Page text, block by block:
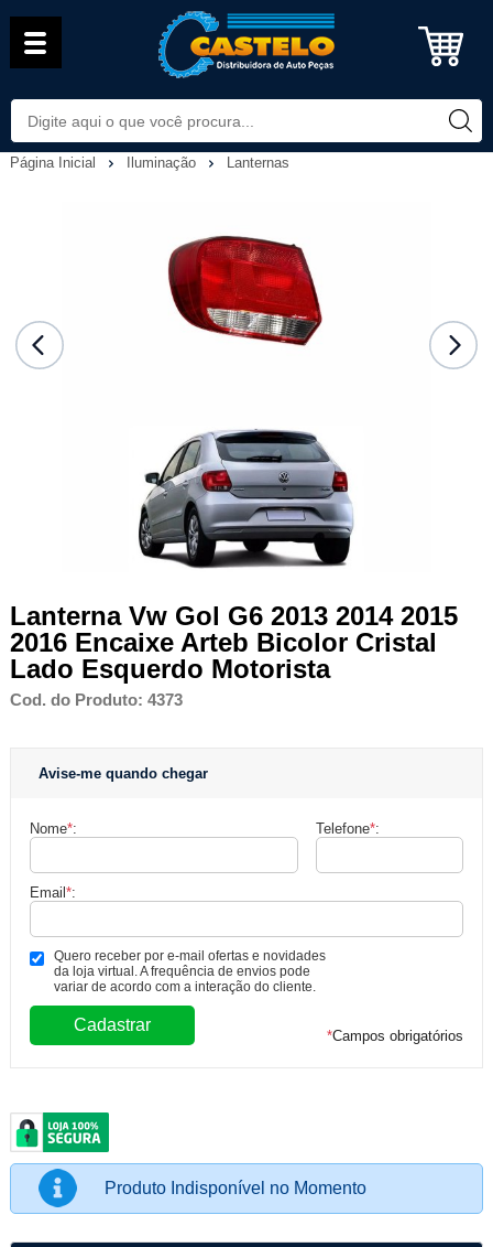
Página Inicial Iluminação Lanternas
Lanterna Vw Gol G6 2013 2014 2015
2016 Encaixe Arteb Bicolor Cristal
Lado Esquerdo Motorista
Cod. do Produto: 4373
Avise-me quando chegar
Nome*: Telefone*:
Email*:
Quero receber por e-mail ofertas e novidades
da loja virtual. A frequência de envios pode
variar de acordo com a interação do cliente.
*Campos obrigatórios
Produto Indisponível no Momento